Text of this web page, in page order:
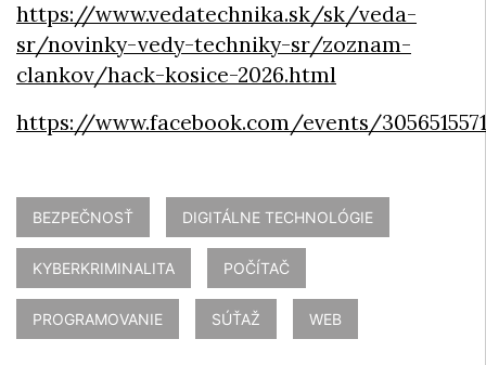
https://www.vedatechnika.sk/sk/veda-
sr/novinky-vedy-techniky-sr/zoznam-
clankov/hack-kosice-2026.html
https://www.facebook.com/events/
BEZPEČNOSŤ DIGITÁLNE TECHNOLÓGIE
KYBERKRIMINALITA POČÍTAČ
PROGRAMOVANIE SÚŤAŽ WEB